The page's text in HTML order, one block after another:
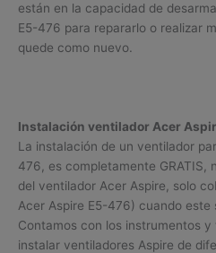
están en la capacidad de
E5-476 para repararlo o realizar
quede como nuevo.
Instalación ventilador Acer
La instalación de un ventilador
476, es completamente GRATIS,
del ventilador Acer Aspire, solo
Acer Aspire E5-476) cuando este
Contamos con los instrumentos
instalar ventiladores Aspire de